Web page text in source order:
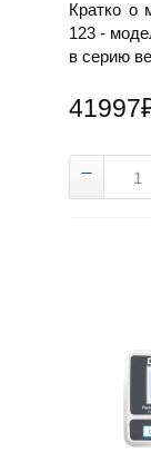
Кратко о
123 -
в серию